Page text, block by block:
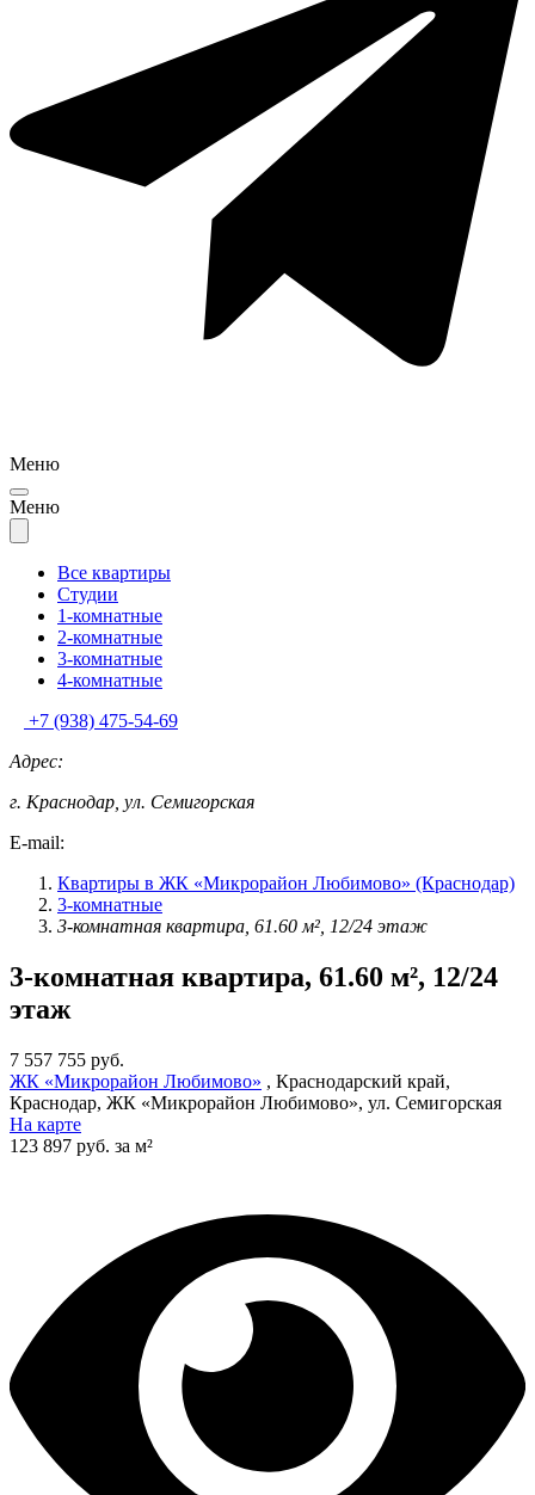
Меню
Меню
Все квартиры
Студии
1-комнатные
2-комнатные
3-комнатные
4-комнатные
+7 (938) 475-54-69
Адрес:
г. Краснодар, ул. Семигорская
E-mail:
Квартиры в ЖК «Микрорайон Любимово» (Краснодар)
3-комнатные
3-комнатная квартира, 61.60 м², 12/24 этаж
3-комнатная квартира, 61.60 м², 12/24
этаж
7 557 755 руб.
ЖК «Микрорайон Любимово» , Краснодарский край,
Краснодар, ЖК «Микрорайон Любимово», ул. Семигорская
На карте
123 897 руб. за м²